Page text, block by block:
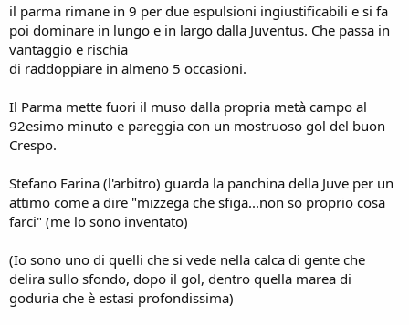
il parma rimane in 9 per due espulsioni ingiustificabili e si fa
poi dominare in lungo e in largo dalla Juventus. Che passa in
vantaggio e rischia
di raddoppiare in almeno 5 occasioni.
Il Parma mette fuori il muso dalla propria metà campo al
92esimo minuto e pareggia con un mostruoso gol del buon
Crespo.
Stefano Farina (l'arbitro) guarda la panchina della Juve per un
attimo come a dire "mizzega che sfiga...non so proprio cosa
farci" (me lo sono inventato)
(Io sono uno di quelli che si vede nella calca di gente che
delira sullo sfondo, dopo il gol, dentro quella marea di
goduria che è estasi profondissima)